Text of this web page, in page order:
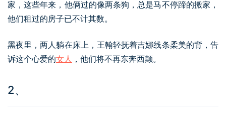
家，这些年来，他俩过的像两条狗，总是马不停蹄的搬家，
他们租过的房子已不计其数。
黑夜里，两人躺在床上，王翰轻抚着吉娜线条柔美的背，告
诉这个心爱的女人 ，他们将不再东奔西颠。
2、